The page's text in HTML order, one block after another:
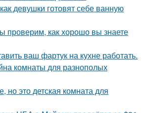
девушки готовят себе ванную
проверим, как хорошо вы знаете
ваш фартук на кухне работать.
комнаты для разнополых
но это детская комната для